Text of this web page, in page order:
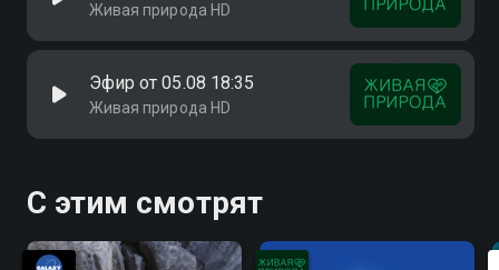
Живая природа HD
Эфир от 05.08 18:35
Живая природа HD
С этим смотрят